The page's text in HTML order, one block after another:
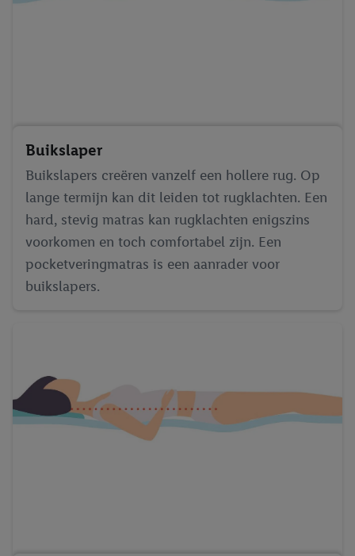
Buikslaper
Buikslapers creëren vanzelf een hollere rug. Op
lange termijn kan dit leiden tot rugklachten. Een
hard, stevig matras kan rugklachten enigszins
voorkomen en toch comfortabel zijn. Een
pocketveringmatras is een aanrader voor
buikslapers.